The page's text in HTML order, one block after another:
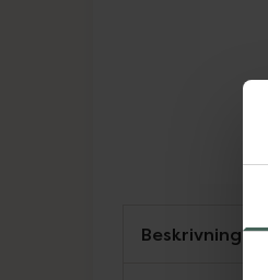
Beskrivning